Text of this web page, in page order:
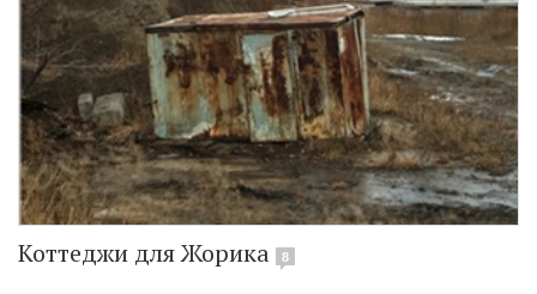
Коттеджи для Жорика 8